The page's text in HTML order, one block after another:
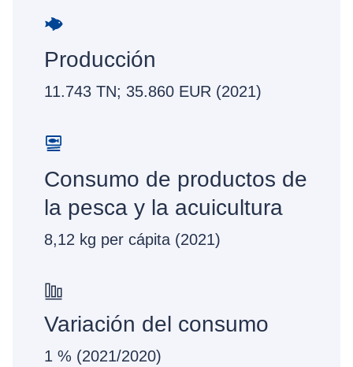
Producción
11.743 TN; 35.860 EUR (2021)
Consumo de productos de
la pesca y la acuicultura
8,12 kg per cápita (2021)
Variación del consumo
1 % (2021/2020)